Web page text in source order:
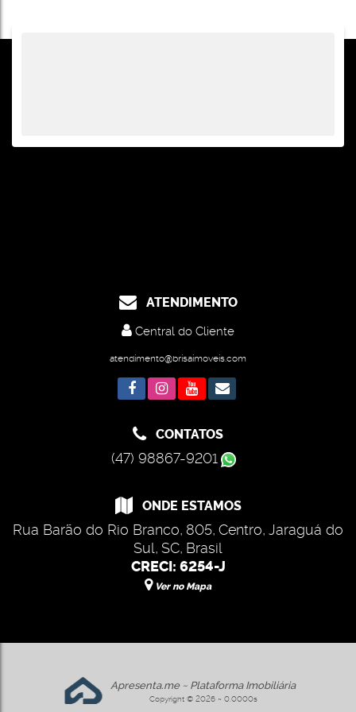
ATENDIMENTO
Central do Cliente
atendimento@brisaimoveis.com
CONTATOS
(47) 98867-9201
ONDE ESTAMOS
Rua Barão do Rio Branco, 805, Centro, Jaraguá do
Sul, SC, Brasil
CRECI: 6254-J
Ver no Mapa
Apresenta.me ~ Plataforma Imobiliária
Copyright © 2026 ~ 0.0000s